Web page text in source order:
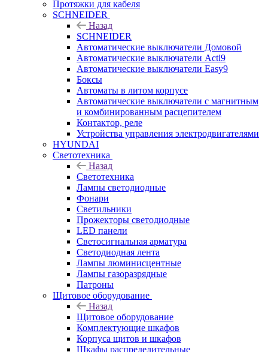
Протяжки для кабеля
SCHNEIDER
Назад
SCHNEIDER
Автоматические выключатели Домовой
Автоматические выключатели Acti9
Автоматические выключатели Easy9
Боксы
Автоматы в литом корпусе
Автоматические выключатели с магнитным
и комбинированным расцепителем
Контактор, реле
Устройства управления электродвигателями
HYUNDAI
Светотехника
Назад
Светотехника
Лампы светодиодные
Фонари
Светильники
Прожекторы светодиодные
LED панели
Светосигнальная арматура
Светодиодная лента
Лампы люминисцентные
Лампы газоразрядные
Патроны
Щитовое оборудование
Назад
Щитовое оборудование
Комплектующие шкафов
Корпуса щитов и шкафов
Шкафы распределительные